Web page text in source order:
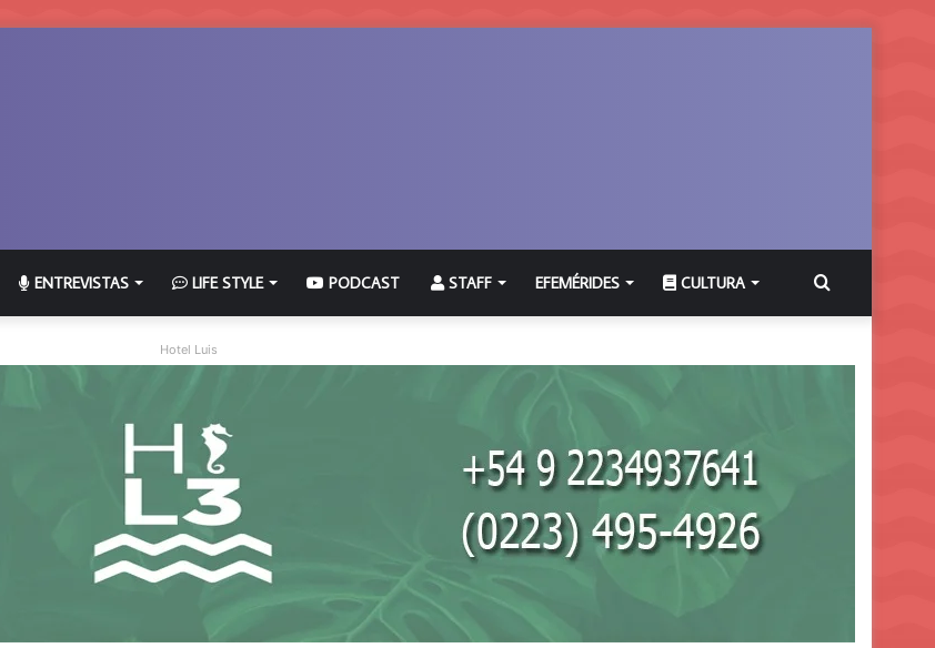
ENTREVISTAS LIFE STYLE PODCAST STAFF EFEMÉRIDES CULTURA Buscar
Hotel Luis